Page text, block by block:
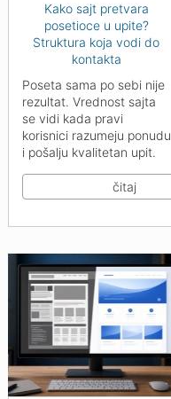
Kako sajt pretvara
posetioce u upite?
Struktura koja vodi do
kontakta
Poseta sama po sebi nije
rezultat. Vrednost sajta
se vidi kada pravi
korisnici razumeju ponudu
i pošalju kvalitetan upit.
čitaj